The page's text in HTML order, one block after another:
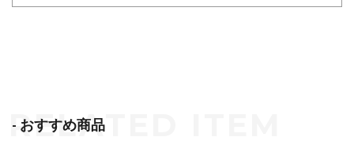
- おすすめ商品